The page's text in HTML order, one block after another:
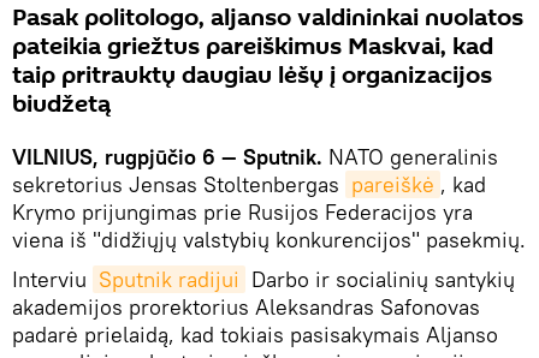
Pasak politologo, aljanso valdininkai nuolatos
pateikia griežtus pareiškimus Maskvai, kad
taip pritrauktų daugiau lėšų į organizacijos
biudžetą
VILNIUS, rugpjūčio 6 — Sputnik. NATO generalinis
sekretorius Jensas Stoltenbergas pareiškė , kad
Krymo prijungimas prie Rusijos Federacijos yra
viena iš "didžiųjų valstybių konkurencijos" pasekmių.
Interviu Sputnik radijui Darbo ir socialinių santykių
akademijos prorektorius Aleksandras Safonovas
padarė prielaidą, kad tokiais pasisakymais Aljanso